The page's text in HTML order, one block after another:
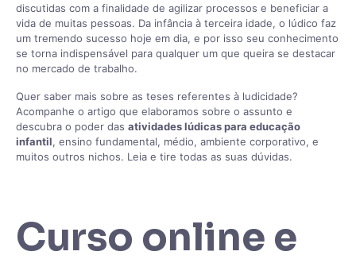
discutidas com a finalidade de agilizar processos e beneficiar a
vida de muitas pessoas. Da infância à terceira idade, o lúdico faz
um tremendo sucesso hoje em dia, e por isso seu conhecimento
se torna indispensável para qualquer um que queira se destacar
no mercado de trabalho.
Quer saber mais sobre as teses referentes à ludicidade?
Acompanhe o artigo que elaboramos sobre o assunto e
descubra o poder das atividades lúdicas para educação
infantil, ensino fundamental, médio, ambiente corporativo, e
muitos outros nichos. Leia e tire todas as suas dúvidas.
Curso online e